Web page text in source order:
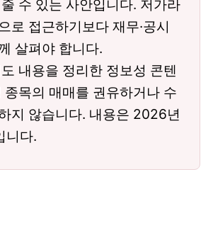
수 있는 사안입니다. 저가라
로 접근하기보다 재무·공시
살펴야 합니다.
내용을 정리한 정보성 콘텐
종목의 매매를 권유하거나 수
지 않습니다. 내용은 2026년
니다.